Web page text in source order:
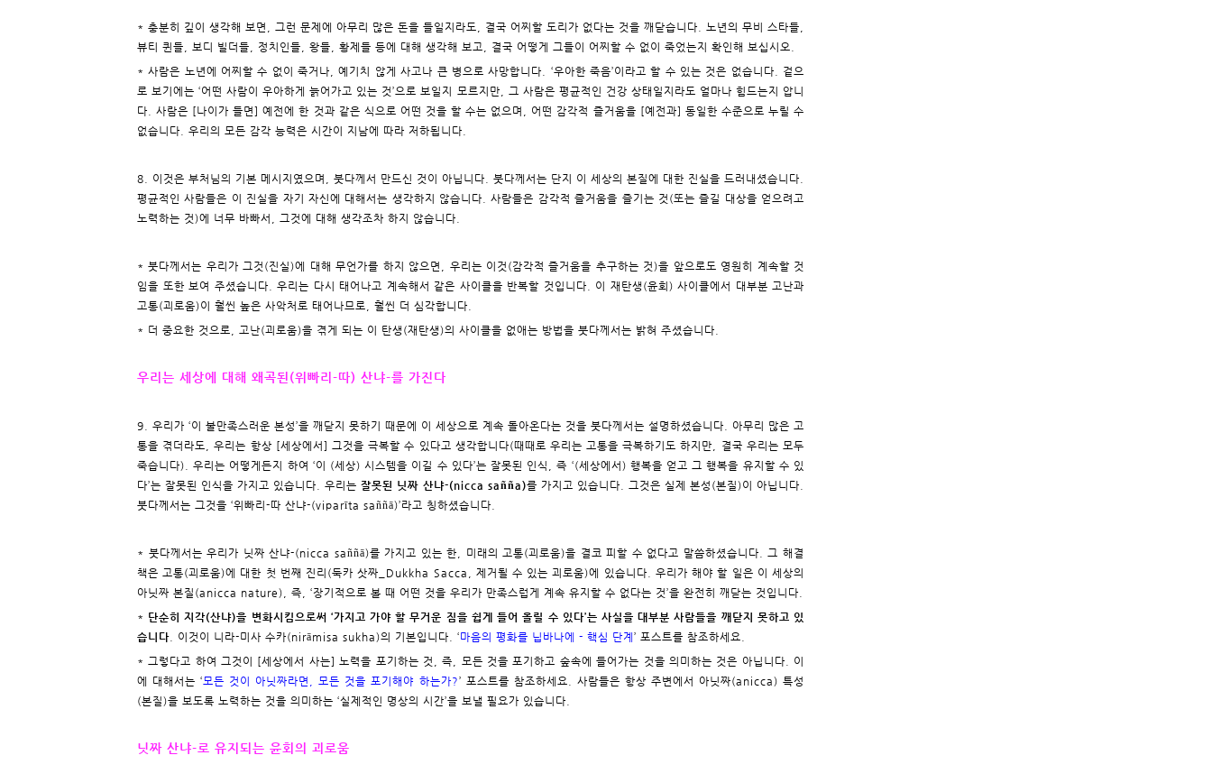
* 충분히 깊이 생각해 보면, 그런 문제에 아무리 많은 돈을 들일지라도, 결국 어찌할 도리가 없다는 것을 깨닫습니다. 노년의 무비 스타들,
뷰티 퀸들, 보디 빌더들, 정치인들, 왕들, 황제들 등에 대해 생각해 보고, 결국 어떻게 그들이 어찌할 수 없이 죽었는지 확인해 보십시오.
* 사람은 노년에 어찌할 수 없이 죽거나, 예기치 않게 사고나 큰 병으로 사망합니다. ‘우아한 죽음’이라고 할 수 있는 것은 없습니다. 겉으
로 보기에는 ‘어떤 사람이 우아하게 늙어가고 있는 것’으로 보일지 모르지만, 그 사람은 평균적인 건강 상태일지라도 얼마나 힘드는지 압니
다. 사람은 [나이가 들면] 예전에 한 것과 같은 식으로 어떤 것을 할 수는 없으며, 어떤 감각적 즐거움을 [예전과] 동일한 수준으로 누릴 수
없습니다. 우리의 모든 감각 능력은 시간이 지남에 따라 저하됩니다.
8. 이것은 부처님의 기본 메시지였으며, 붓다께서 만드신 것이 아닙니다. 붓다께서는 단지 이 세상의 본질에 대한 진실을 드러내셨습니다.
평균적인 사람들은 이 진실을 자기 자신에 대해서는 생각하지 않습니다. 사람들은 감각적 즐거움을 즐기는 것(또는 즐길 대상을 얻으려고
노력하는 것)에 너무 바빠서, 그것에 대해 생각조차 하지 않습니다.
* 붓다께서는 우리가 그것(진실)에 대해 무언가를 하지 않으면, 우리는 이것(감각적 즐거움을 추구하는 것)을 앞으로도 영원히 계속할 것
임을 또한 보여 주셨습니다. 우리는 다시 태어나고 계속해서 같은 사이클을 반복할 것입니다. 이 재탄생(윤회) 사이클에서 대부분 고난과
고통(괴로움)이 훨씬 높은 사악처로 태어나므로, 훨씬 더 심각합니다.
* 더 중요한 것으로, 고난(괴로움)을 겪게 되는 이 탄생(재탄생)의 사이클을 없애는 방법을 붓다께서는 밝혀 주셨습니다.
우리는 세상에 대해 왜곡된(위빠리-따) 산냐-를 가진다
9. 우리가 ‘이 불만족스러운 본성’을 깨닫지 못하기 때문에 이 세상으로 계속 돌아온다는 것을 붓다께서는 설명하셨습니다. 아무리 많은 고
통을 겪더라도, 우리는 항상 [세상에서] 그것을 극복할 수 있다고 생각합니다(때때로 우리는 고통을 극복하기도 하지만, 결국 우리는 모두
죽습니다). 우리는 어떻게든지 하여 ‘이 (세상) 시스템을 이길 수 있다’는 잘못된 인식, 즉 ‘(세상에서) 행복을 얻고 그 행복을 유지할 수 있
다’는 잘못된 인식을 가지고 있습니다. 우리는잘못된 닛짜 산냐-(nicca sañña)를 가지고 있습니다. 그것은 실제 본성(본질)이 아닙니다.
붓다께서는 그것을 ‘위빠리-따 산냐-(viparīta saññā)’라고 칭하셨습니다.
* 붓다께서는 우리가 닛짜 산냐-(nicca saññā)를 가지고 있는 한, 미래의 고통(괴로움)을 결코 피할 수 없다고 말씀하셨습니다. 그 해결
책은 고통(괴로움)에 대한 첫 번째 진리(둑카 삿짜_Dukkha Sacca, 제거될 수 있는 괴로움)에 있습니다. 우리가 해야 할 일은 이 세상의
아닛짜 본질(anicca nature), 즉, ‘장기적으로 볼 때 어떤 것을 우리가 만족스럽게 계속 유지할 수 없다는 것’을 완전히 깨닫는 것입니다.
* 단순히 지각(산냐)을 변화시킴으로써 ‘가지고 가야 할 무거운 짐을 쉽게 들어 올릴 수 있다’는 사실을 대부분 사람들을 깨닫지 못하고 있
습니다 . 이것이 니라-미사 수카(nirāmisa sukha)의 기본입니다. ‘마음의 평화를 닙바나에 - 핵심 단계 ’ 포스트를 참조하세요.
* 그렇다고 하여 그것이 [세상에서 사는] 노력을 포기하는 것, 즉, 모든 것을 포기하고 숲속에 들어가는 것을 의미하는 것은 아닙니다. 이
에 대해서는 ‘모든 것이 아닛짜라면, 모든 것을 포기해야 하는가?’ 포스트를 참조하세요. 사람들은 항상 주변에서 아닛짜(anicca) 특성
(본질)을 보도록 노력하는 것을 의미하는 ‘실제적인 명상의 시간’을 보낼 필요가 있습니다.
닛짜 산냐-로 유지되는 윤회의 괴로움